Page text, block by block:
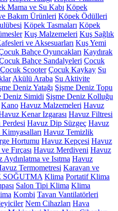
Mama ve Su Kabı Köpek
Bakım Ürünleri Köpek Ödülleri
Köpek Tasmaları Köpek
Kuş Malzemeleri Kuş Sağlık
ve Aksesuarları Kuş Yemi
Bahçe Oyuncakları Kaydırak
Bahçe Sandalyeleri Çocuk
Çocuk Scooter Çocuk Kaykay Su
Akülü Araba Su Aktivite
Deniz Yatağı Şişme Deniz Topu
Deniz Simidi Şişme Deniz Kolluğu
Kano Havuz Malzemeleri Havuz
Kenar Izgarası Havuz Filtresi
Perdesi Havuz Dip Süzgeç Havuz
Havuz Temizlik
Hortumu Havuz Kepçesi Havuz
Fırçası Havuz Merdiveni Havuz
Aydınlatma ve Isıtma Havuz
Termometresi Karavan ve
SOĞUTMA Klima Portatif Klima
Salon Tipi Klima Klima
Kombi Tavan Vantilatörleri
Nem Cihazları Hava